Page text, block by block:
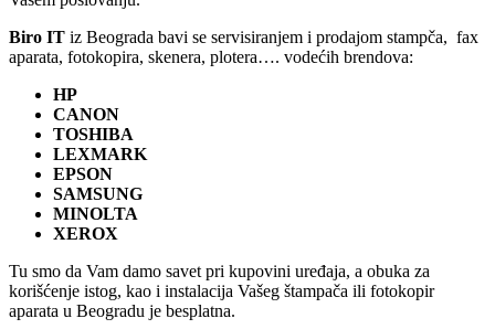
Biro IT iz Beograda bavi se servisiranjem i prodajom stampča, fax
aparata, fotokopira, skenera, plotera…. vodećih brendova:
HP
CANON
TOSHIBA
LEXMARK
EPSON
SAMSUNG
MINOLTA
XEROX
Tu smo da Vam damo savet pri kupovini uređaja, a obuka za
korišćenje istog, kao i instalacija Vašeg štampača ili fotokopir
aparata u Beogradu je besplatna.